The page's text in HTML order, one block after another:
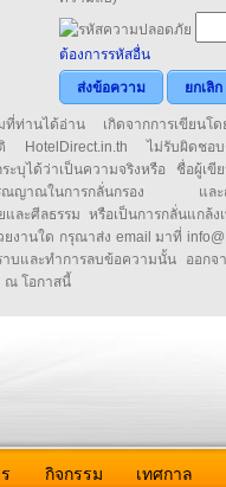
ต้องการรหัสอื่น
ส่งข้อความ
ยกเลิก
ที่ท่านได้อ่าน เกิดจากการเขียน
HotelDirect.in.th ไม่รับผิดชอบ
ระบุได้ว่าเป็นความจริงหรือ ชื่อผู้เ
ณญาณในการกลั่นกรอง และถ้
และศีลธรรม หรือเป็นการกลั่นแกล้
งานใด กรุณาส่ง email มาที่
าบและทำการลบข้อความนั้น ออก
ณ โอกาสนี้
กิจกรรม เทศกาล